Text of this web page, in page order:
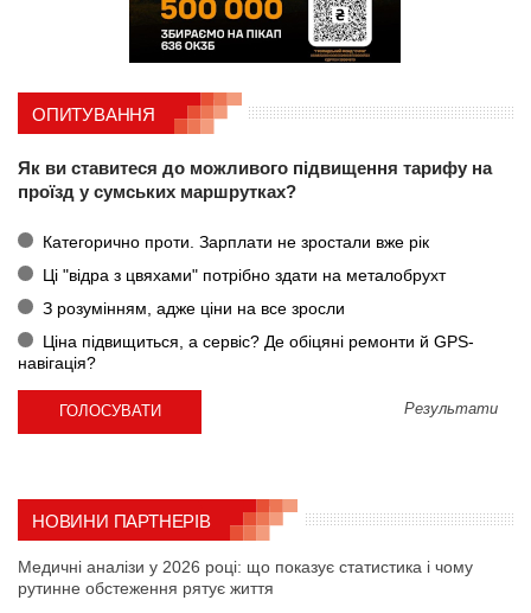
ОПИТУВАННЯ
Як ви ставитеся до можливого підвищення тарифу на
проїзд у сумських маршрутках?
Категорично проти. Зарплати не зростали вже рік
Ці "відра з цвяхами" потрібно здати на металобрухт
З розумінням, адже ціни на все зросли
Ціна підвищиться, а сервіс? Де обіцяні ремонти й GPS-
навігація?
Результати
НОВИНИ ПАРТНЕРІВ
Медичні аналізи у 2026 році: що показує статистика і чому
рутинне обстеження рятує життя